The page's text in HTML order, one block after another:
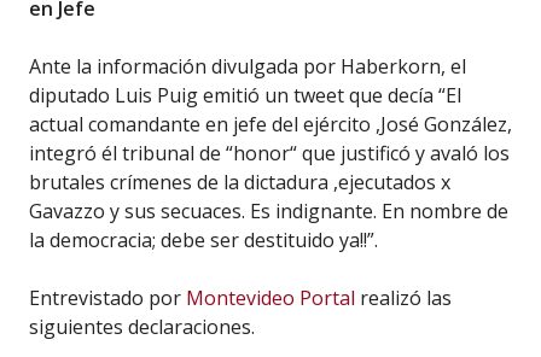
en Jefe
Ante la información divulgada por Haberkorn, el
diputado Luis Puig emitió un tweet que decía “El
actual comandante en jefe del ejército ,José González,
integró él tribunal de “honor“ que justificó y avaló los
brutales crímenes de la dictadura ,ejecutados x
Gavazzo y sus secuaces. Es indignante. En nombre de
la democracia; debe ser destituido ya!!”.
Entrevistado por Montevideo Portal realizó las
siguientes declaraciones.